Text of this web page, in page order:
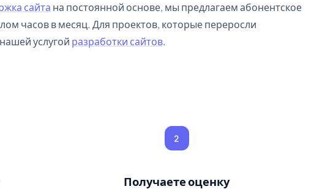
сайта на постоянной основе, мы предлагаем абонентское
часов в месяц. Для проектов, которые переросли
услугой разработки сайтов.
2
Получаете оценку